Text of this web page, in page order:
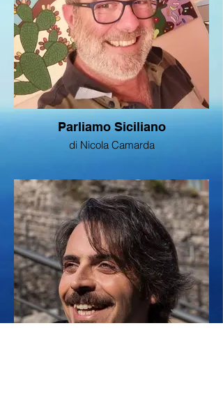
Parliamo Siciliano
di Nicola Camarda